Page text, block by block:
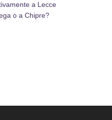
a Lecce
o a Chipre?